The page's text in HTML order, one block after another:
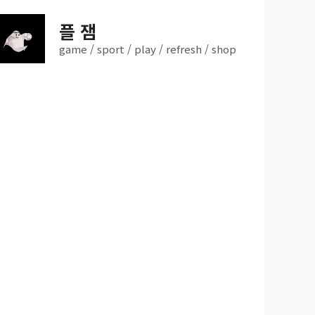
플 잼
game / sport / play / refresh / shop